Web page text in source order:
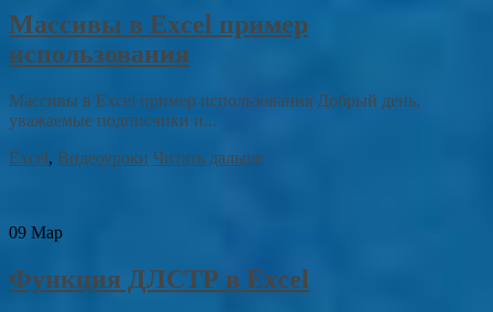
Массивы в Excel пример
использования
Массивы в Excel пример использования Добрый день,
уважаемые подписчики и...
Excel, Видеоуроки Читать дальше
09 Мар
Функция ДЛСТР в Excel